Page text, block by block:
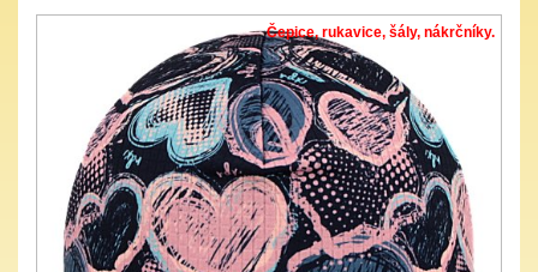
Čepice, rukavice, šály, nákrčníky.